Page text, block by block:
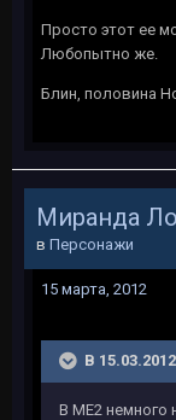
Просто этот ее
Любопытно же.
Блин, половина
Миранда
в Персонажи
15 марта, 2012
В
В МЕ2 немного